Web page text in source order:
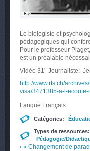
Le biologiste et
pédagogiques qui
Pour le professeur
est un préalable
Vidéo 31' Journaliste:
http://www.rts.ch/
visa/3471385-a-l-ecoute-
Langue Français
Catégories:
Types de ressources:
Pédagogie/
‹ « Changement de